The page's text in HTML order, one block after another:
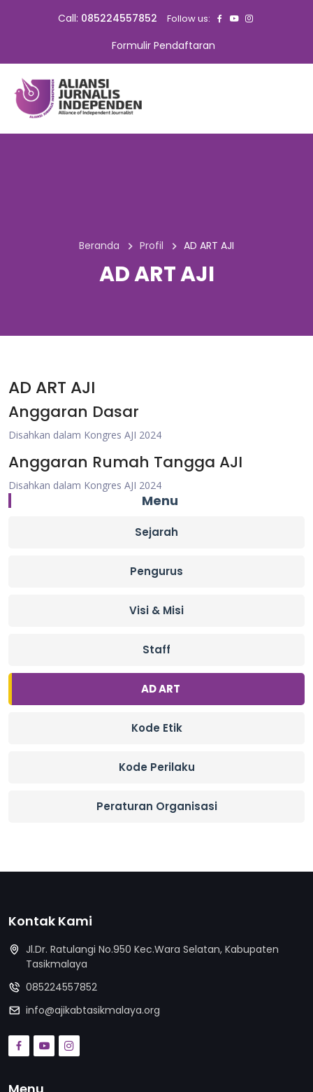
Call: 085224557852 Follow us:
Formulir Pendaftaran
Beranda Profil AD ART AJI
AD ART AJI
AD ART AJI
Anggaran Dasar
Disahkan dalam Kongres AJI 2024
Anggaran Rumah Tangga AJI
Disahkan dalam Kongres AJI 2024
Menu
Sejarah
Pengurus
Visi & Misi
Staff
AD ART
Kode Etik
Kode Perilaku
Peraturan Organisasi
Kontak Kami
Jl.Dr. Ratulangi No.950 Kec.Wara Selatan, Kabupaten
Tasikmalaya
085224557852
info@ajikabtasikmalaya.org